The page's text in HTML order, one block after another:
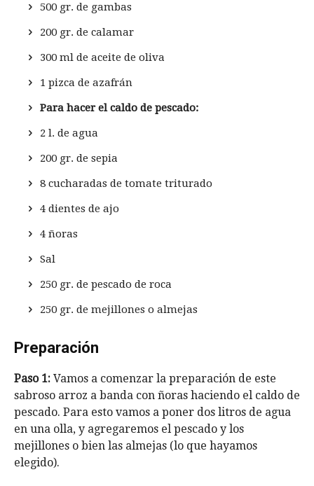
500 gr. de gambas
200 gr. de calamar
300 ml de aceite de oliva
1 pizca de azafrán
Para hacer el caldo de pescado:
2 l. de agua
200 gr. de sepia
8 cucharadas de tomate triturado
4 dientes de ajo
4 ñoras
Sal
250 gr. de pescado de roca
250 gr. de mejillones o almejas
Preparación
Paso 1: Vamos a comenzar la preparación de este
sabroso arroz a banda con ñoras haciendo el caldo de
pescado. Para esto vamos a poner dos litros de agua
en una olla, y agregaremos el pescado y los
mejillones o bien las almejas (lo que hayamos
elegido).